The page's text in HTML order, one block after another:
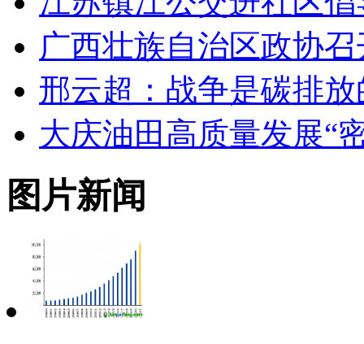
广西壮族自治区政协
邢云超：战争是碳排
大庆油田高质量发展“
图片新闻